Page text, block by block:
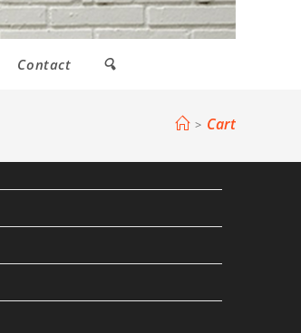
Contact 🔍
> Cart